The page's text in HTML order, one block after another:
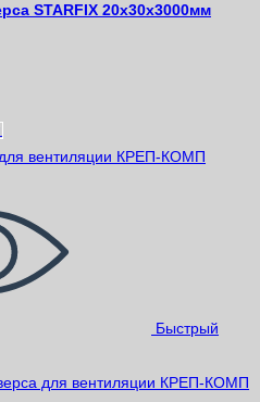
STARFIX 20x30x3000мм
Быстрый